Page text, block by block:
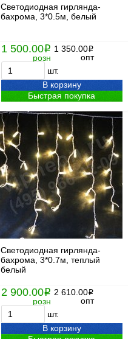
Светодиодная гирлянда-
бахрома, 3*0.5м, белый
1 500.00i
розн
1 350.00i
опт
шт.
В корзину
Быстрая покупка
Светодиодная гирлянда-
бахрома, 3*0.7м, теплый
белый
2 900.00i
розн
2 610.00i
опт
шт.
В корзину